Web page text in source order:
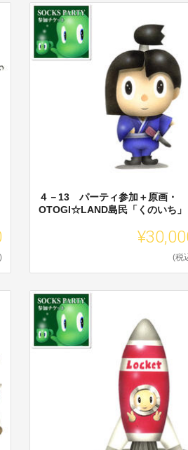
４－13 パーティ参加＋原画・
OTOGI☆LAND島民「くのいち」
(税